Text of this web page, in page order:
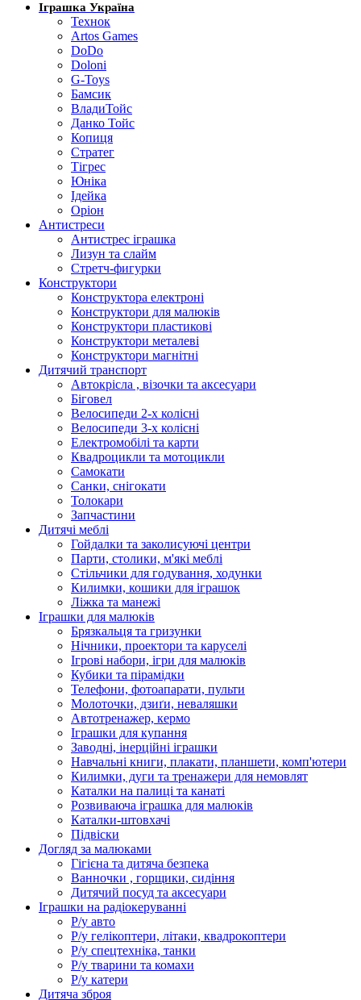
Іграшка Україна
Технок
Artos Games
DoDo
Doloni
G-Toys
Бамсик
ВладиТойс
Данко Тойс
Копиця
Стратег
Тігрес
Юніка
Ідейка
Оріон
Антистреси
Антистрес іграшка
Лизун та слайм
Стретч-фигурки
Конструктори
Конструктора електроні
Конструктори для малюків
Конструктори пластикові
Конструктори металеві
Конструктори магнітні
Дитячий транспорт
Автокрісла , візочки та аксесуари
Біговел
Велосипеди 2-х колісні
Велосипеди 3-х колісні
Електромобілі та карти
Квадроцикли та мотоцикли
Самокати
Санки, снігокати
Толокари
Запчастини
Дитячі меблі
Гойдалки та заколисуючі центри
Парти, столики, м'які меблі
Стільчики для годування, ходунки
Килимки, кошики для іграшок
Ліжка та манежі
Іграшки для малюків
Брязкальця та гризунки
Нічники, проектори та каруселі
Ігрові набори, ігри для малюків
Кубики та пірамідки
Телефони, фотоапарати, пульти
Молоточки, дзиґи, неваляшки
Автотренажер, кермо
Іграшки для купання
Заводні, інерційні іграшки
Навчальні книги, плакати, планшети, комп'ютери
Килимки, дуги та тренажери для немовлят
Каталки на палиці та канаті
Розвиваюча іграшка для малюків
Каталки-штовхачі
Підвіски
Догляд за малюками
Гігієна та дитяча безпека
Ванночки , горщики, сидіння
Дитячий посуд та аксесуари
Іграшки на радіокеруванні
Р/у авто
Р/у гелікоптери, літаки, квадрокоптери
Р/у спецтехніка, танки
Р/у тварини та комахи
Р/у катери
Дитяча зброя